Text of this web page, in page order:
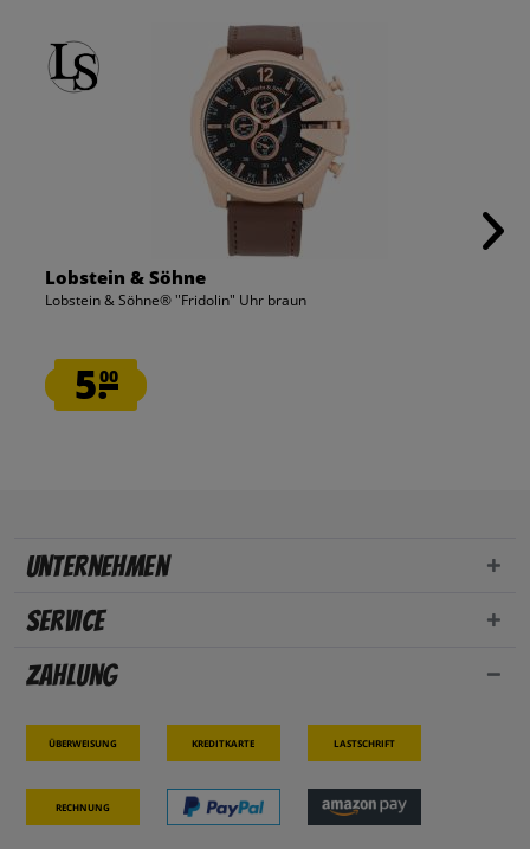
Lobstein & Söhne
Lobstein & Söhne® "Fridolin" Uhr braun
5.00
Unternehmen
Service
Zahlung
Überweisung Kreditkarte Lastschrift
Rechnung